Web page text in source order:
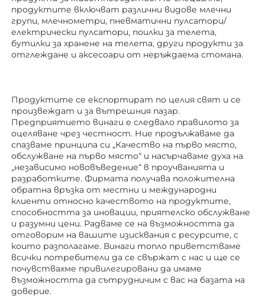
продуктите включват различни видове млечни
групи, млечнометри, пневматични пулсатори/
електрически пулсатори, поилки за телета,
бутилки за хранене на телета, други продукти за
отглеждане и аксесоари от неръждаема стомана.
Продуктите се експортират по целия свят и се
произвеждат и за вътрешния пазар.
Предприятието винаги е следвало правилото за
оцеляване чрез честност. Ние продължаваме да
спазваме принципа си „Качество на първо място,
обслужване на първо място“ и насърчаваме духа на
„независимо нововъведение“ в проучванията и
разработките. Фирмата получава положителна
обратна връзка от местни и международни
клиенти относно качеството на продуктите,
способността за иновации, приятелско обслужване
и разумни цени. Радваме се на възможността да
отговорим на вашите изисквания с ресурсите, с
които разполагаме. Винаги топло приветстваме
всички потребители да се свържат с нас и ще се
почувствахме привилегировани да имаме
възможността да сътрудничим с вас на базата на
доверие.